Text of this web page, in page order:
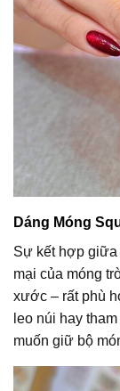
Dáng Móng
Sự kết hợp giữa
mại của móng
xước – rất phù
leo núi hay
muốn giữ bộ